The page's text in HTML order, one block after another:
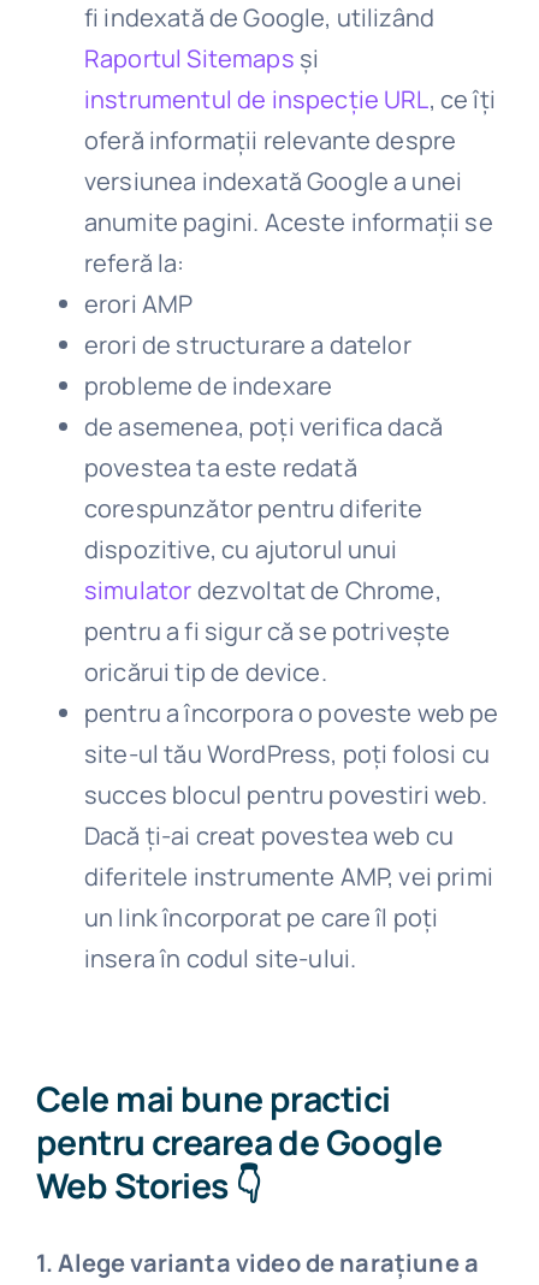
fi indexată de Google, utilizând
Raportul Sitemaps și
instrumentul de inspecție URL, ce îți
oferă informații relevante despre
versiunea indexată Google a unei
anumite pagini. Aceste informații se
referă la:
erori AMP
erori de structurare a datelor
probleme de indexare
de asemenea, poți verifica dacă
povestea ta este redată
corespunzător pentru diferite
dispozitive, cu ajutorul unui
simulatordezvoltat de Chrome,
pentru a fi sigur că se potrivește
oricărui tip de device.
pentru a încorpora o poveste web pe
site-ul tău WordPress, poți folosi cu
succes blocul pentru povestiri web.
Dacă ți-ai creat povestea web cu
diferitele instrumente AMP, vei primi
un link încorporat pe care îl poți
insera în codul site-ului.
Cele mai bune practici
pentru crearea de Google
Web Stories 👇
1. Alege varianta video de narațiune a